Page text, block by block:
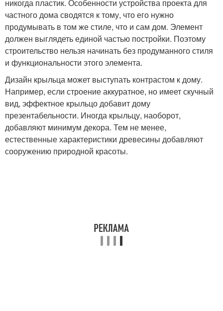
никогда пластик. Особенности устройства проекта для
частного дома сводятся к тому, что его нужно
продумывать в том же стиле, что и сам дом. Элемент
должен выглядеть единой частью постройки. Поэтому
строительство нельзя начинать без продуманного стиля
и функциональности этого элемента.
Дизайн крыльца может выступать контрастом к дому.
Например, если строение аккуратное, но имеет скучный
вид, эффектное крыльцо добавит дому
презентабельности. Иногда крыльцу, наоборот,
добавляют минимум декора. Тем не менее,
естественные характеристики древесины добавляют
сооружению природной красоты.